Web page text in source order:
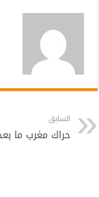
السابق
حراك مغرب ما